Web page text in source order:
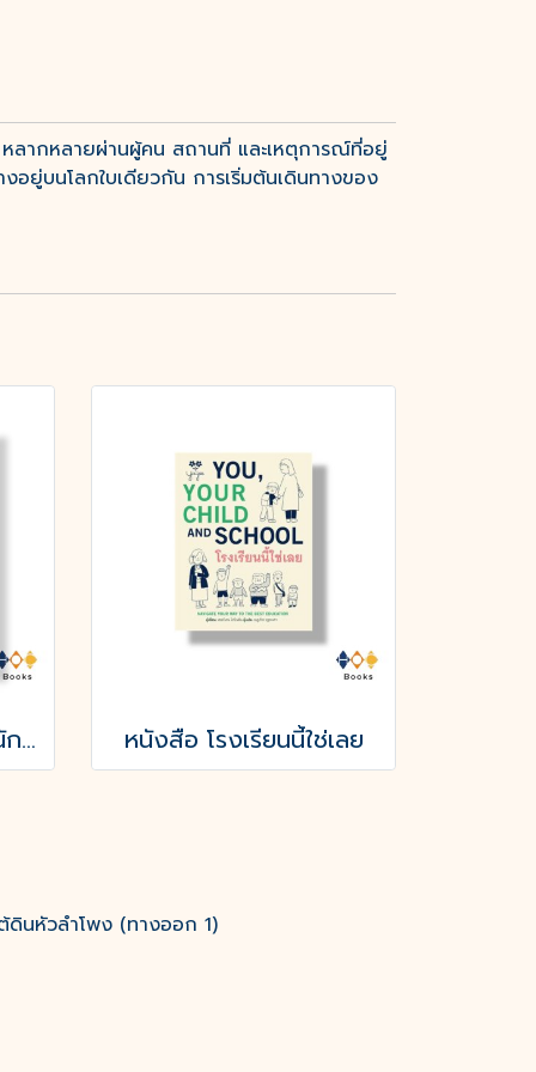
ลากหลายผ่านผู้คน สถานที่ และเหตุการณ์ที่อยู่
อยู่บนโลกใบเดียวกัน การเริ่มต้นเดินทางของ
หนังสือ เลี้ยงลูกให้เป็นนักกล้าคิด หนังสือ โรงเรียนนี้ใช่เลย
นหัวลำโพง (ทางออก 1)